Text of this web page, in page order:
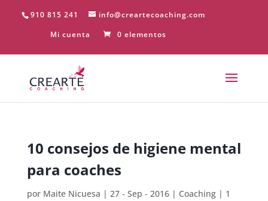
910 815 241
info@creartecoaching.com
Mi cuenta
0 elementos
10 consejos de higiene mental
para coaches
por Maite Nicuesa | 27 - Sep - 2016| Coaching| 1